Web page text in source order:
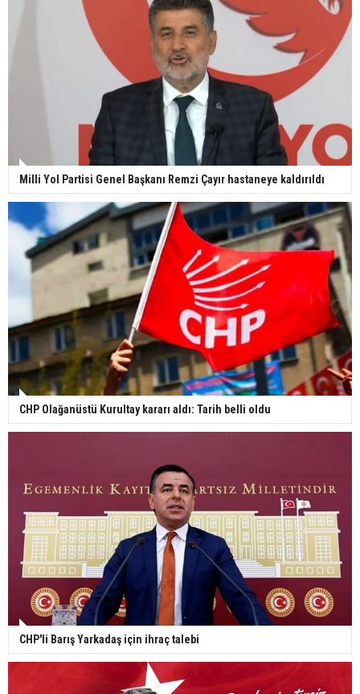
Milli Yol Partisi Genel Başkanı Remzi Çayır hastaneye kaldırıldı
CHP Olağanüstü Kurultay kararı aldı: Tarih belli oldu
CHP'li Barış Yarkadaş için ihraç talebi